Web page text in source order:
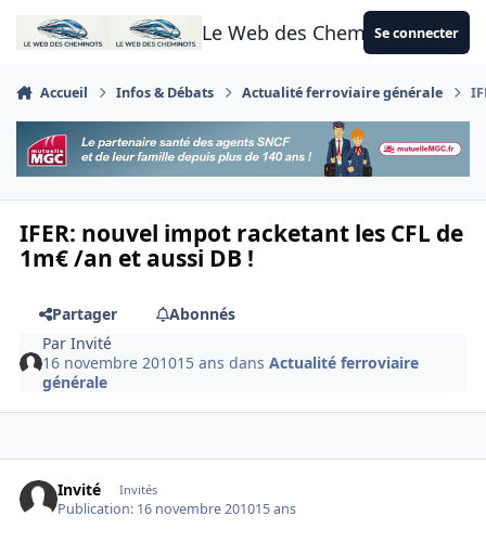
Aller au contenu
Le Web des CheminotsSe connecter
Accueil Infos & Débats Actualité ferroviaire générale
IFER: nouvel impot racketant les CFL de
1m€ /an et aussi DB !
Partager
Abonnés
ParInvité
16 novembre 201015 ans dansActualité ferroviaire
générale
Invité Invités
Publication: 16 novembre 201015 ans